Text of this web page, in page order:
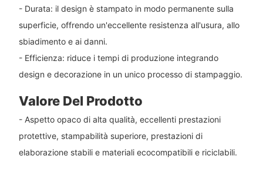
- Durata: il design è stampato in modo permanente sulla
superficie, offrendo un'eccellente resistenza all'usura, allo
sbiadimento e ai danni.
- Efficienza: riduce i tempi di produzione integrando
design e decorazione in un unico processo di stampaggio.
Valore Del Prodotto
- Aspetto opaco di alta qualità, eccellenti prestazioni
protettive, stampabilità superiore, prestazioni di
elaborazione stabili e materiali ecocompatibili e riciclabili.